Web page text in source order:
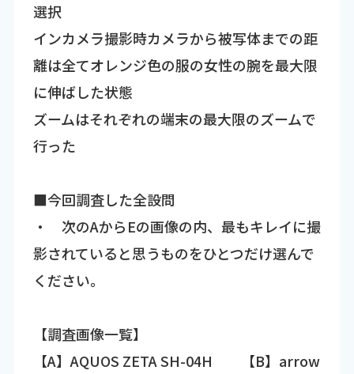
選択
インカメラ撮影時カメラから被写体までの距
離は全てオレンジ色の服の女性の腕を最大限
に伸ばした状態
ズームはそれぞれの端末の最大限のズームで
行った
■今回調査した全設問
・ 次のAからEの画像の内、最もキレイに撮
影されていると思うものをひとつだけ選んで
ください。
【調査画像一覧】
【A】AQUOS ZETA SH-04H 【B】arrow